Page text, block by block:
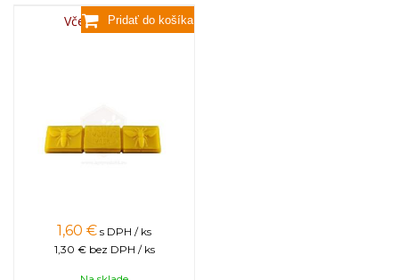
Včelí vosk,80g
1,60 € s DPH / ks
1,30 € bez DPH / ks